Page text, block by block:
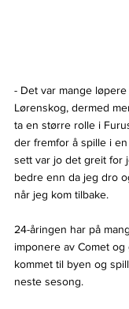
- Det var mange
Lørenskog, dermed
ta en større rolle i
der fremfor å spille i
sett var jo det greit for
bedre enn da jeg dro
når jeg kom tilbake.
24-åringen har på
imponere av Comet
kommet til byen og
neste sesong.